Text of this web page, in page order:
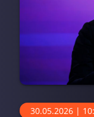
30.05.2026 |